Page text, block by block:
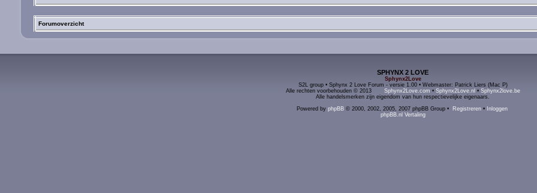
Forumoverzicht
SPHYNX 2 LOVE
Sphynx2Love
S2L group • Sphynx 2 Love Forum - versie 1.00 • Webmaster: Patrick Liers (Mac P)
Alle rechten voorbehouden © 2013 Sphynx2Love.com • Sphynx2Love.nl • Sphynx2love.be
Alle handelsmerken zijn eigendom van hun respectievelijke eigenaars.
Powered by phpBB© 2000, 2002, 2005, 2007 phpBB Group • Registreren• Inloggen
phpBB.nl Vertaling